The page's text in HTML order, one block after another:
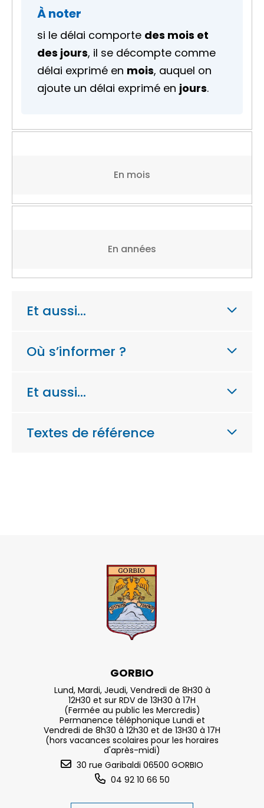
À noter
si le délai comporte des mois et
des jours, il se décompte comme
délai exprimé en mois, auquel on
ajoute un délai exprimé en jours.
En mois
En années
Et aussi…
Où s’informer ?
Et aussi…
Textes de référence
GORBIO
Lund, Mardi, Jeudi, Vendredi de 8H30 à
12H30 et sur RDV de 13H30 à 17H
(Fermée au public les Mercredis)
Permanence téléphonique Lundi et
Vendredi de 8h30 à 12h30 et de 13H30 à 17H
(hors vacances scolaires pour les horaires
d'après-midi)
30 rue Garibaldi 06500 GORBIO
04 92 10 66 50